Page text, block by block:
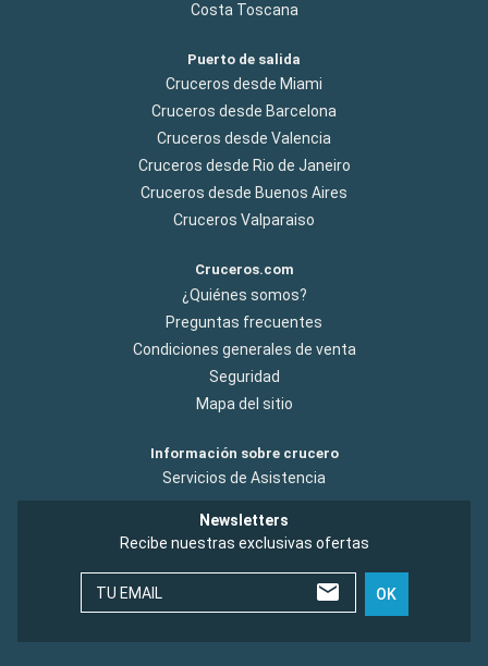
Costa Toscana
Puerto de salida
Cruceros desde Miami
Cruceros desde Barcelona
Cruceros desde Valencia
Cruceros desde Rio de Janeiro
Cruceros desde Buenos Aires
Cruceros Valparaiso
Cruceros.com
¿Quiénes somos?
Preguntas frecuentes
Condiciones generales de venta
Seguridad
Mapa del sitio
Información sobre crucero
Servicios de Asistencia
Newsletters
Recibe nuestras exclusivas ofertas
TU EMAIL OK